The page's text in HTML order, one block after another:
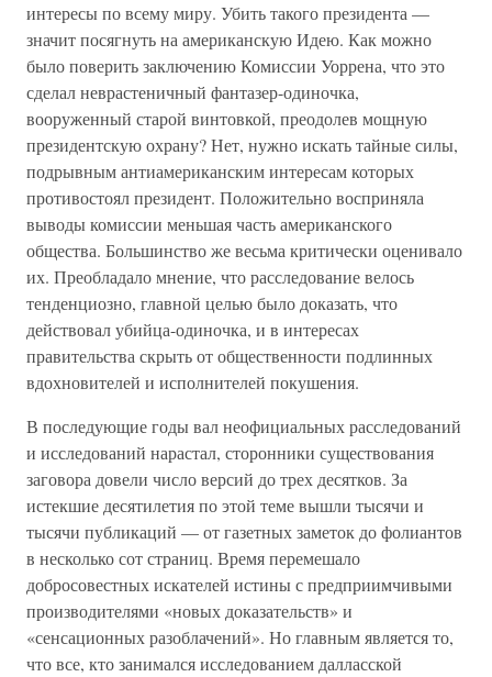
интересы по всему миру. Убить такого президента —
значит посягнуть на американскую Идею. Как можно
было поверить заключению Комиссии Уоррена, что это
сделал неврастеничный фантазер-одиночка,
вооруженный старой винтовкой, преодолев мощную
президентскую охрану? Нет, нужно искать тайные силы,
подрывным антиамериканским интересам которых
противостоял президент. Положительно восприняла
выводы комиссии меньшая часть американского
общества. Большинство же весьма критически оценивало
их. Преобладало мнение, что расследование велось
тенденциозно, главной целью было доказать, что
действовал убийца-одиночка, и в интересах
правительства скрыть от общественности подлинных
вдохновителей и исполнителей покушения.
В последующие годы вал неофициальных расследований
и исследований нарастал, сторонники существования
заговора довели число версий до трех десятков. За
истекшие десятилетия по этой теме вышли тысячи и
тысячи публикаций — от газетных заметок до фолиантов
в несколько сот страниц. Время перемешало
добросовестных искателей истины с предприимчивыми
производителями «новых доказательств» и
«сенсационных разоблачений». Но главным является то,
что все, кто занимался исследованием далласской